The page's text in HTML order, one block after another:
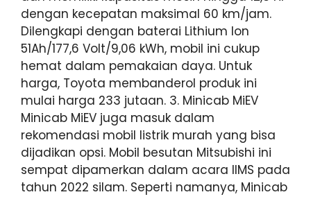
dengan kecepatan maksimal 60 km/jam.
Dilengkapi dengan baterai Lithium Ion
51Ah/177,6 Volt/9,06 kWh, mobil ini cukup
hemat dalam pemakaian daya. Untuk
harga, Toyota membanderol produk ini
mulai harga 233 jutaan. 3. Minicab MiEV
Minicab MiEV juga masuk dalam
rekomendasi mobil listrik murah yang bisa
dijadikan opsi. Mobil besutan Mitsubishi ini
sempat dipamerkan dalam acara IIMS pada
tahun 2022 silam. Seperti namanya, Minicab